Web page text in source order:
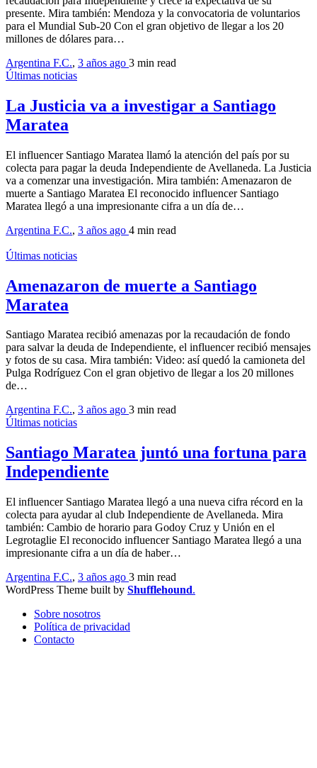
presente. Mira también: Mendoza y la convocatoria de voluntarios
para el Mundial Sub-20 Con el gran objetivo de llegar a los 20
millones de dólares para…
Argentina F.C., 3 años ago 3 min read
Últimas noticias
La Justicia va a investigar a Santiago
Maratea
El influencer Santiago Maratea llamó la atención del país por su
colecta para pagar la deuda Independiente de Avellaneda. La Justicia
va a comenzar una investigación. Mira también: Amenazaron de
muerte a Santiago Maratea El reconocido influencer Santiago
Maratea llegó a una impresionante cifra a un día de…
Argentina F.C., 3 años ago 4 min read
Últimas noticias
Amenazaron de muerte a Santiago
Maratea
Santiago Maratea recibió amenazas por la recaudación de fondo
para salvar la deuda de Independiente, el influencer recibió mensajes
y fotos de su casa. Mira también: Video: así quedó la camioneta del
Pulga Rodríguez Con el gran objetivo de llegar a los 20 millones
de…
Argentina F.C., 3 años ago 3 min read
Últimas noticias
Santiago Maratea juntó una fortuna para
Independiente
El influencer Santiago Maratea llegó a una nueva cifra récord en la
colecta para ayudar al club Independiente de Avellaneda. Mira
también: Cambio de horario para Godoy Cruz y Unión en el
Legrotaglie El reconocido influencer Santiago Maratea llegó a una
impresionante cifra a un día de haber…
Argentina F.C., 3 años ago 3 min read
WordPress Theme built by Shufflehound.
Sobre nosotros
Política de privacidad
Contacto